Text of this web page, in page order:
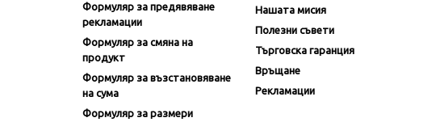
Формуляр за предявяване
рекламации
Формуляр за смяна на
продукт
Формуляр за възстановяване
на сума
Формуляр за размери
Нашата мисия
Полезни съвети
Търговска гаранция
Връщане
Рекламации